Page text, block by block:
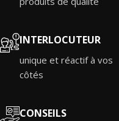
INTERLOCUTEUR
unique et réactif à vos
côtés
CONSEILS